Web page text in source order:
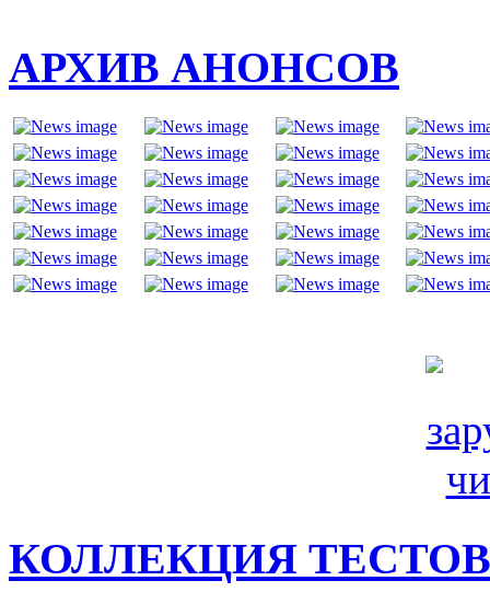
АРХИВ АНОНСОВ
КОЛЛЕКЦИЯ ТЕСТОВ